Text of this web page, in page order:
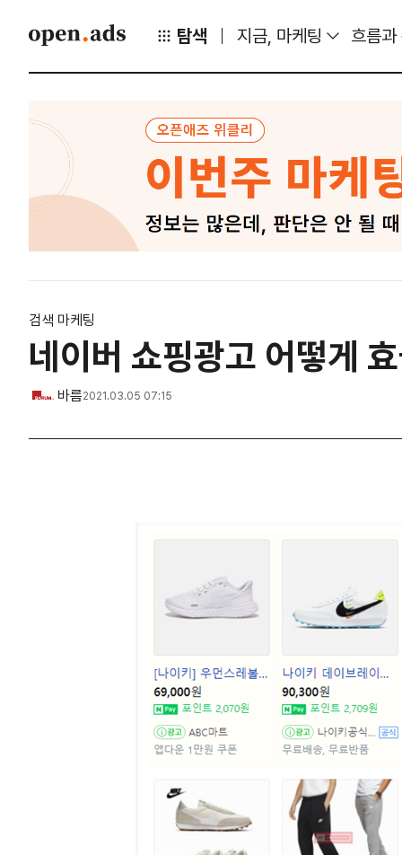
탐색 지금, 마케팅 흐름과
검색 마케팅
네이버 쇼핑광고 어떻게
바름2021.03.05 07:15